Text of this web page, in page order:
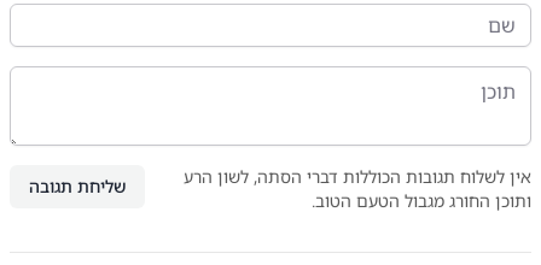
אין לשלוח תגובות הכוללות דברי הסתה, לשון הרע
ותוכן החורג מגבול הטעם הטוב.
שליחת תגובה